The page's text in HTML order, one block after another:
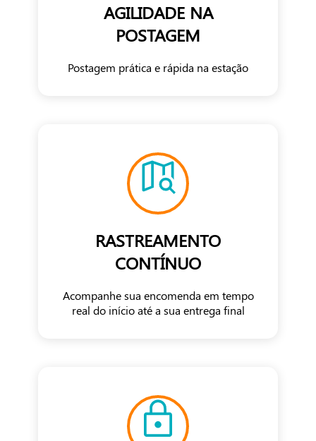
AGILIDADE NA
POSTAGEM
Postagem prática e rápida na estação
RASTREAMENTO
CONTÍNUO
Acompanhe sua encomenda em tempo
real do início até a sua entrega final